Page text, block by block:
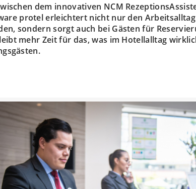
dem innovativen NCM
protel erleichtert nicht nur den
sondern sorgt auch bei Gästen für
mehr Zeit für das, was im Hotellalltag